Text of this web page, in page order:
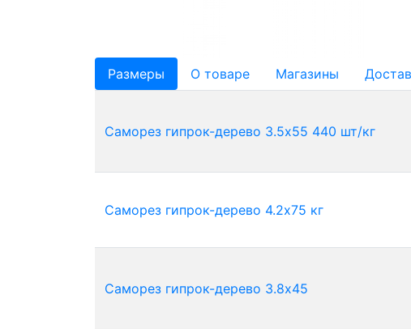
Размеры О товаре Магазины
Саморез гипрок-дерево 3.5х55 440 шт/кг
Саморез гипрок-дерево 4.2х75 кг
Саморез гипрок-дерево 3.8х45